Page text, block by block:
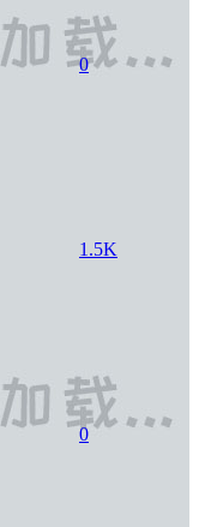
0
1.5K
0